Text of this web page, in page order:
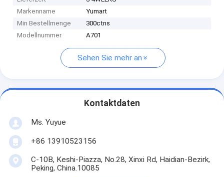
Markenname
Yumart
Min Bestellmenge
300ctns
Modellnummer
A701
Sehen Sie mehr an
Kontaktdaten
Ms. Yuyue
+86 13910523156
C-10B, Keshi-Piazza, No.28, Xinxi Rd, Haidian-Bezirk,
Peking, China.10085